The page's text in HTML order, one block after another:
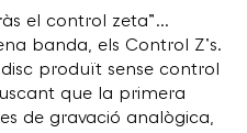
el control zeta”…
banda, els Control Z’s.
produït sense control
que la primera
de gravació analògica,